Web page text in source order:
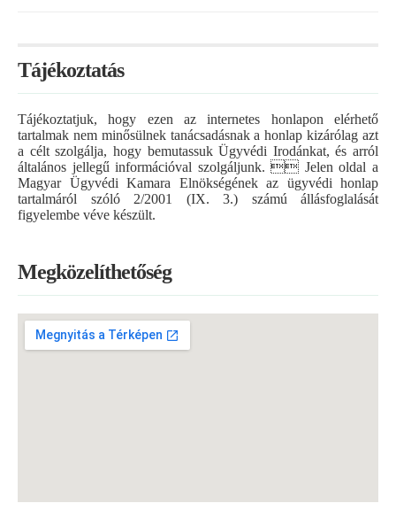
Tájékoztatás
Tájékoztatjuk, hogy ezen az internetes honlapon elérhető
tartalmak nem minősülnek tanácsadásnak a honlap kizárólag azt
a célt szolgálja, hogy bemutassuk Ügyvédi Irodánkat, és arról
általános jellegű információval szolgáljunk.  Jelen oldal a
Magyar Ügyvédi Kamara Elnökségének az ügyvédi honlap
tartalmáról szóló 2/2001 (IX. 3.) számú állásfoglalását
figyelembe véve készült.
Megközelíthetőség